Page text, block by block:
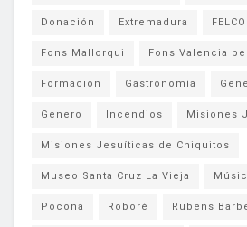
Donación Extremadura
Fons Mallorqui Fons Valencia
Formación Gastronomía
Genero Incendios Misiones
Misiones Jesuíticas de Chiquitos
Museo Santa Cruz La Vieja
Pocona Roboré Rubens